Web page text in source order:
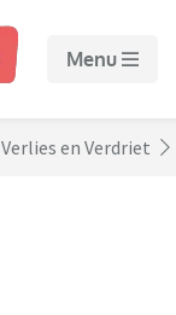
Menu
Verlies en Verdriet